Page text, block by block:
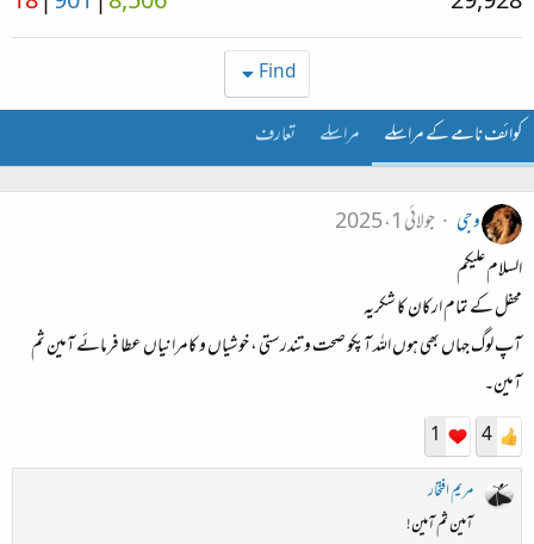
Find
کوائف نامے کے مراسلے مراسلے تعارف
وجی
جولائی 1، 2025
السلام علیکم
محفل کے تمام ارکان کا شکریہ
آپ لوگ جہاں بھی ہوں اللہ آپکو صحت و تندرستی ، خوشیاں و کامرانیاں عطا فرمائے آمین ثم
آمین۔
4
1
مریم افتخار
آمین ثم آمین!